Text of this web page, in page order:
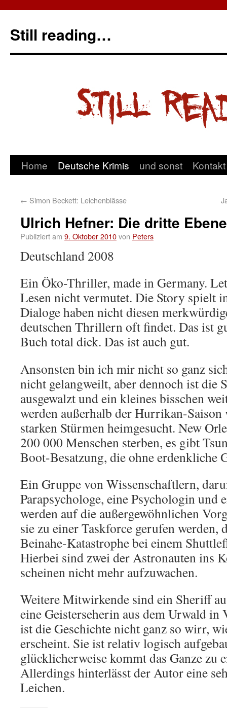
Still reading…
Home Deutsche Krimis und sonst Kontakt
← Simon Beckett: Leichenblässe
Ulrich Hefner: Die dritte Ebene
Publiziert am 9. Oktober 2010von Peters
Deutschland 2008
Ein Öko-Thriller, made in Germany.
Lesen nicht vermutet. Die Story spielt
Dialoge haben nicht diesen
deutschen Thrillern oft findet. Das ist
Buch total dick. Das ist auch gut.
Ansonsten bin ich mir nicht so ganz
nicht gelangweilt, aber dennoch ist die
ausgewalzt und ein kleines bisschen
werden außerhalb der Hurrikan-Saison
starken Stürmen heimgesucht. New
200 000 Menschen sterben, es gibt
Boot-Besatzung, die ohne erdenkliche
Ein Gruppe von Wissenschaftlern,
Parapsychologe, eine Psychologin und
werden auf die außergewöhnlichen
sie zu einer Taskforce gerufen werden,
Beinahe-Katastrophe bei einem
Hierbei sind zwei der Astronauten ins
scheinen nicht mehr aufzuwachen.
Weitere Mitwirkende sind ein Sheriff
eine Geisterseherin aus dem Urwald in
ist die Geschichte nicht ganz so wirr,
erscheint. Sie ist relativ logisch
glücklicherweise kommt das Ganze zu
Allerdings hinterlässt der Autor eine
Leichen.